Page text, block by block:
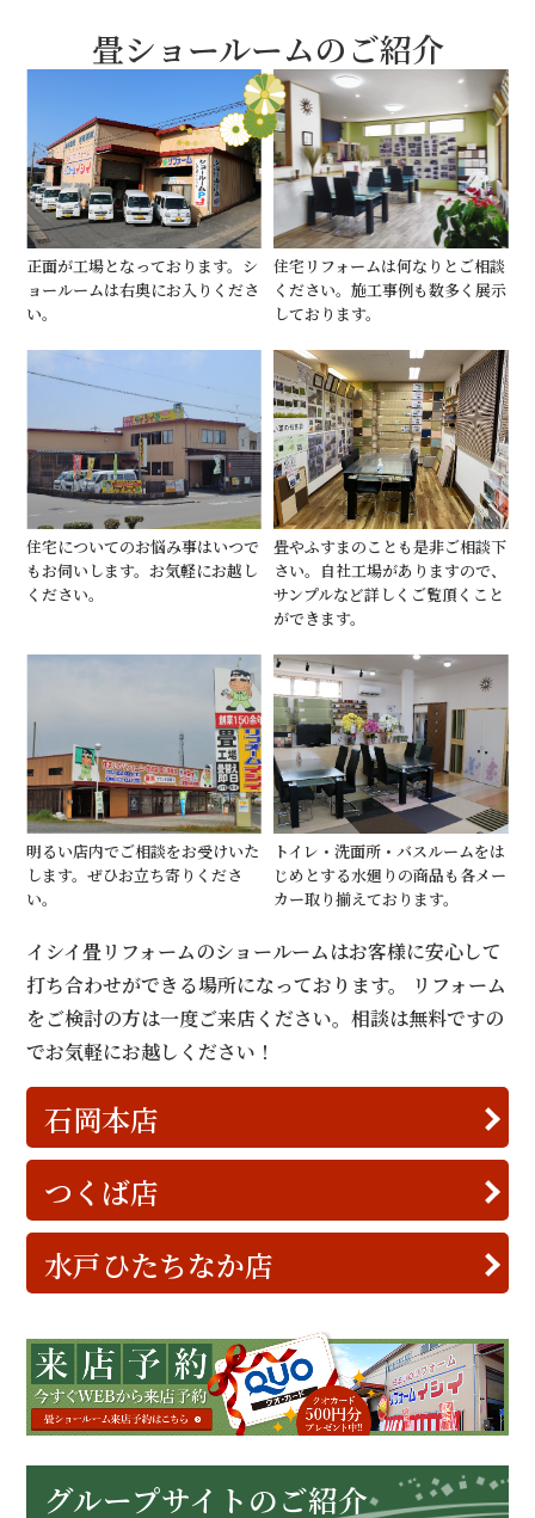
畳ショールームのご紹介
正面が工場となっております。シ
ョールームは右奥にお入りくださ
い。
住宅リフォームは何なりとご相談
ください。施工事例も数多く展示
しております。
住宅についてのお悩み事はいつで
もお伺いします。お気軽にお越し
ください。
畳やふすまのことも是非ご相談下
さい。自社工場がありますので、
サンプルなど詳しくご覧頂くこと
ができます。
明るい店内でご相談をお受けいた
します。ぜひお立ち寄りくださ
い。
トイレ・洗面所・バスルームをは
じめとする水廻りの商品も各メー
カー取り揃えております。
イシイ畳リフォームのショールームはお客様に安心して
打ち合わせができる場所になっております。 リフォーム
をご検討の方は一度ご来店ください。相談は無料ですの
でお気軽にお越しください！
石岡本店
つくば店
水戸ひたちなか店
グループサイトのご紹介